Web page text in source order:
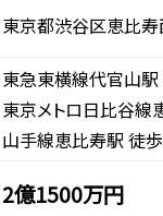
東京都渋谷区恵比寿
東急東横線代官山
東京メトロ日比谷線
山手線恵比寿駅 徒
2億1500万円